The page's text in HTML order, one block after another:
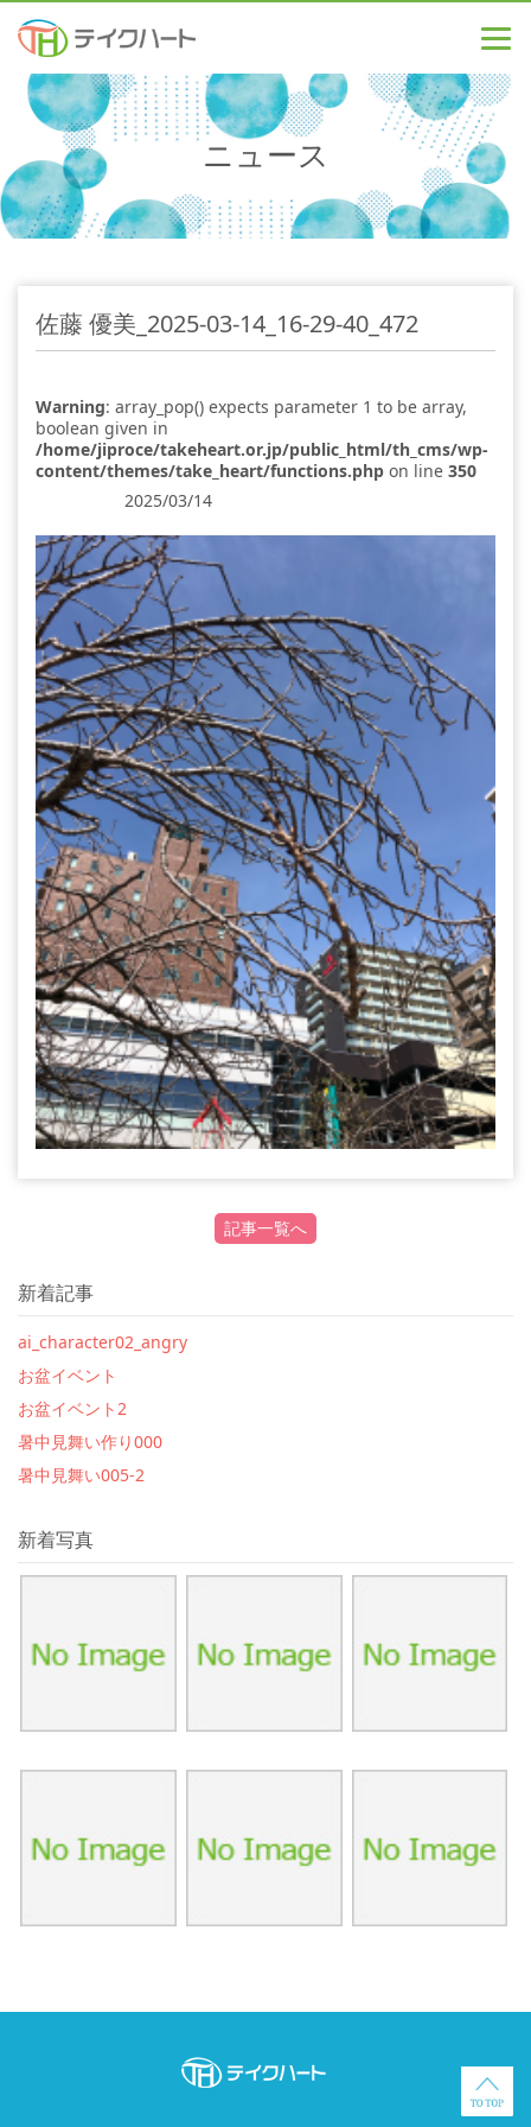
ニュース
佐藤 優美_2025-03-14_16-29-40_472
Warning: array_pop() expects parameter 1 to be array,
boolean given in
/home/jiproce/takeheart.or.jp/public_html/th_cms/wp-
content/themes/take_heart/functions.php on line 350
2025/03/14
記事一覧へ
新着記事
ai_character02_angry
お盆イベント
お盆イベント2
暑中見舞い作り000
暑中見舞い005-2
新着写真